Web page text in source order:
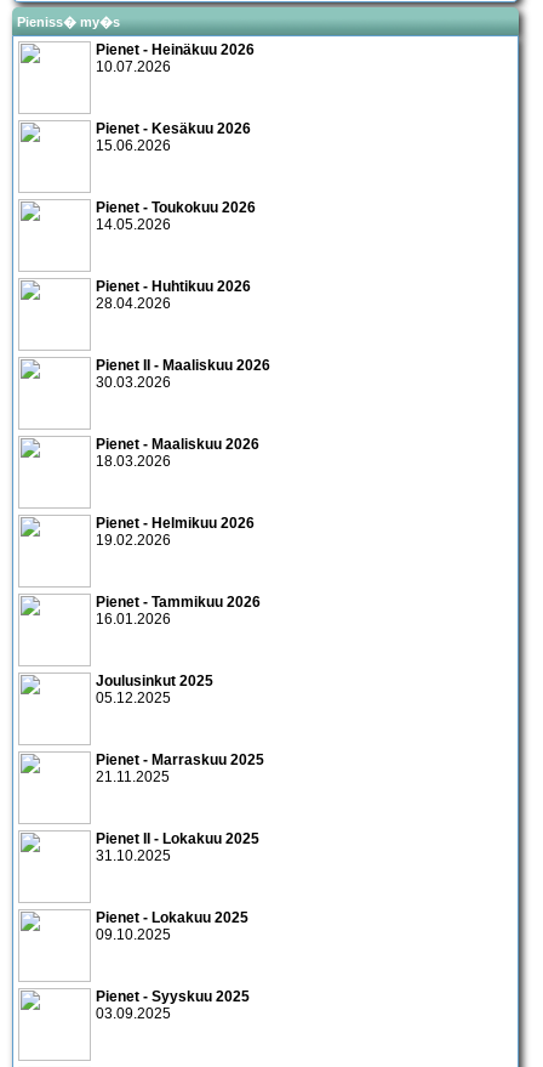
Pieniss� my�s
Pienet - Heinäkuu 2026
10.07.2026
Pienet - Kesäkuu 2026
15.06.2026
Pienet - Toukokuu 2026
14.05.2026
Pienet - Huhtikuu 2026
28.04.2026
Pienet II - Maaliskuu 2026
30.03.2026
Pienet - Maaliskuu 2026
18.03.2026
Pienet - Helmikuu 2026
19.02.2026
Pienet - Tammikuu 2026
16.01.2026
Joulusinkut 2025
05.12.2025
Pienet - Marraskuu 2025
21.11.2025
Pienet II - Lokakuu 2025
31.10.2025
Pienet - Lokakuu 2025
09.10.2025
Pienet - Syyskuu 2025
03.09.2025